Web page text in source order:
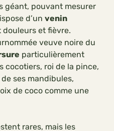
géant, pouvant mesurer
d’un venin
et fièvre.
veuve noire du
particulièrement
cocotiers, roi de la pince,
ses mandibules,
de coco comme une
rares, mais les